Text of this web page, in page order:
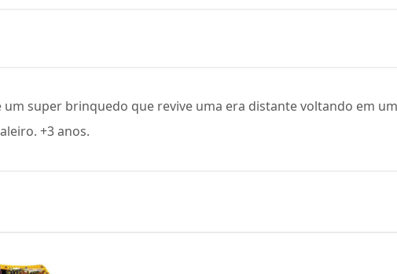
um super brinquedo que revive uma era distante voltando em
+3 anos.